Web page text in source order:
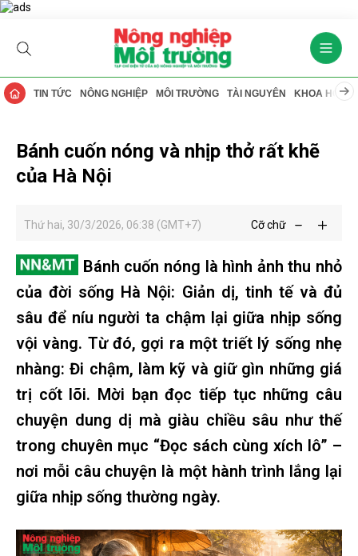
TIN TỨC NÔNG NGHIỆP MÔI TRƯỜNG TÀI NGUYÊN KHOA HỌC
Bánh cuốn nóng và nhịp thở rất khẽ
của Hà Nội
Thứ hai, 30/3/2026, 06:38 (GMT+7) Cỡ chữ
Bánh cuốn nóng là hình ảnh thu nhỏ
của đời sống Hà Nội: Giản dị, tinh tế và đủ
sâu để níu người ta chậm lại giữa nhịp sống
vội vàng. Từ đó, gợi ra một triết lý sống nhẹ
nhàng: Đi chậm, làm kỹ và giữ gìn những giá
trị cốt lõi. Mời bạn đọc tiếp tục những câu
chuyện dung dị mà giàu chiều sâu như thế
trong chuyên mục “Đọc sách cùng xích lô” –
nơi mỗi câu chuyện là một hành trình lắng lại
giữa nhịp sống thường ngày.